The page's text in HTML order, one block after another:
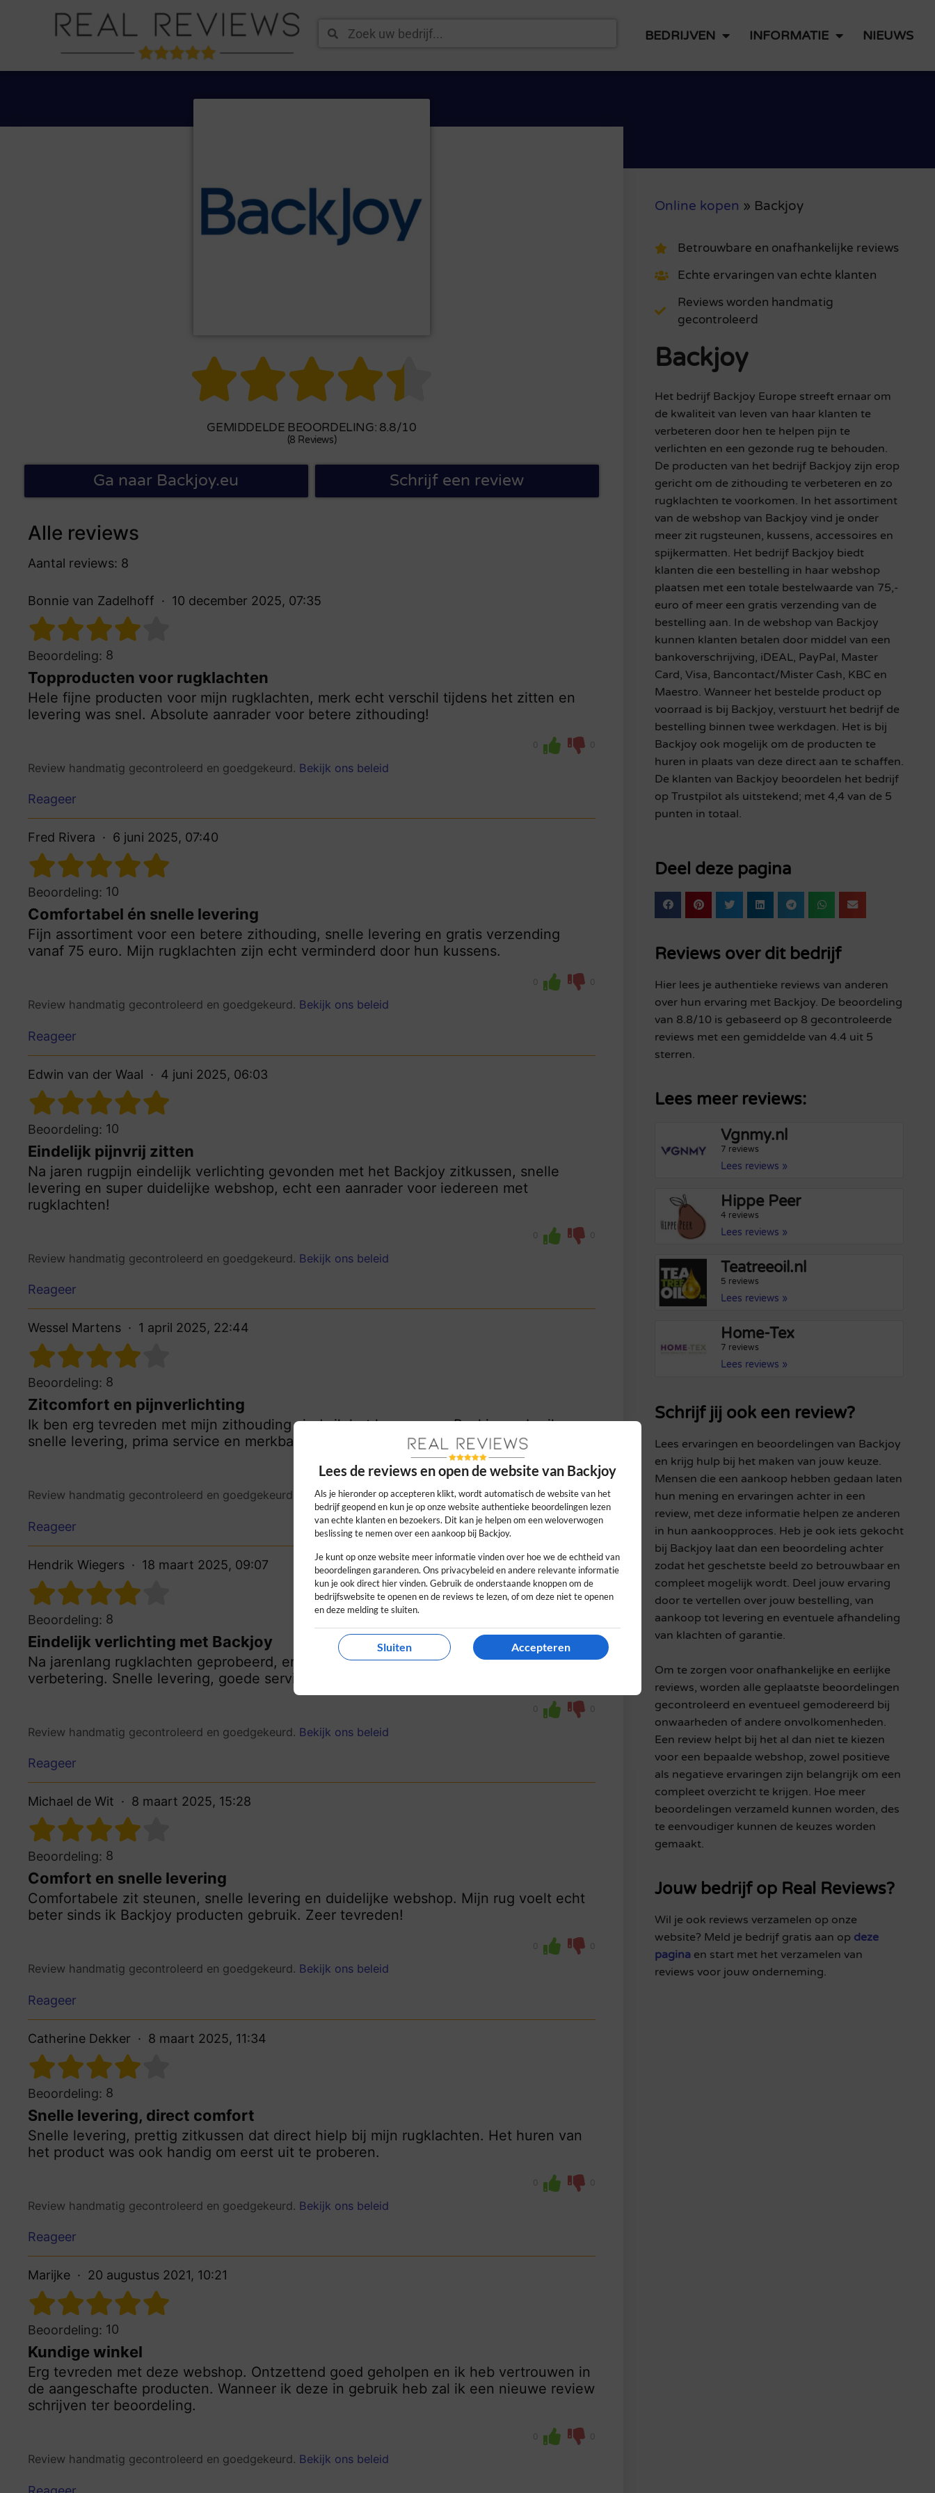
BEDRIJVEN INFORMATIE NIEUWS

GEMIDDELDE BEOORDELING: 8.8/10
(8 Reviews)
Ga naar Backjoy.eu Schrijf een review
Alle reviews
Aantal reviews: 8
Bonnie van Zadelhoff 10 december 2025, 07:35
Beoordeling: 8
Topproducten voor rugklachten
Hele fijne producten voor mijn rugklachten, merk echt verschil tijdens het zitten en
levering was snel. Absolute aanrader voor betere zithouding!
0 0
Review handmatig gecontroleerd en goedgekeurd. Bekijk ons beleid
Reageer
Fred Rivera 6 juni 2025, 07:40
Beoordeling: 10
Comfortabel én snelle levering
Fijn assortiment voor een betere zithouding, snelle levering en gratis verzending
vanaf 75 euro. Mijn rugklachten zijn echt verminderd door hun kussens.
0 0
Review handmatig gecontroleerd en goedgekeurd. Bekijk ons beleid
Reageer
Edwin van der Waal 4 juni 2025, 06:03
Beoordeling: 10
Eindelijk pijnvrij zitten
Na jaren rugpijn eindelijk verlichting gevonden met het Backjoy zitkussen, snelle
levering en super duidelijke webshop, echt een aanrader voor iedereen met
rugklachten!
0 0
Review handmatig gecontroleerd en goedgekeurd. Bekijk ons beleid
Reageer
Wessel Martens 1 april 2025, 22:44
Beoordeling: 8
Zitcomfort en pijnverlichting
Ik ben erg tevreden met mijn zithouding sinds ik het kussen van Backjoy gebruik,
snelle levering, prima service en merkbare pijnverlichting!
0 0
Review handmatig gecontroleerd en goedgekeurd. Bekijk ons beleid
Reageer
Hendrik Wiegers 18 maart 2025, 09:07
Beoordeling: 8
Eindelijk verlichting met Backjoy
Na jarenlang rugklachten geprobeerd, en eindelijk met Backjoy voel ik echt
verbetering. Snelle levering, goede service en ideaal dat je ook kunt huren!
0 0
Review handmatig gecontroleerd en goedgekeurd. Bekijk ons beleid
Reageer
Michael de Wit 8 maart 2025, 15:28
Beoordeling: 8
Comfort en snelle levering
Comfortabele zit steunen, snelle levering en duidelijke webshop. Mijn rug voelt echt
beter sinds ik Backjoy producten gebruik. Zeer tevreden!
0 0
Review handmatig gecontroleerd en goedgekeurd. Bekijk ons beleid
Reageer
Catherine Dekker 8 maart 2025, 11:34
Beoordeling: 8
Snelle levering, direct comfort
Snelle levering, prettig zitkussen dat direct hielp bij mijn rugklachten. Het huren van
het product was ook handig om eerst uit te proberen.
0 0
Review handmatig gecontroleerd en goedgekeurd. Bekijk ons beleid
Reageer
Marijke 20 augustus 2021, 10:21
Beoordeling: 10
Kundige winkel
Erg tevreden met deze webshop. Ontzettend goed geholpen en ik heb vertrouwen in
de aangeschafte producten. Wanneer ik deze in gebruik heb zal ik een nieuwe review
schrijven ter beoordeling.
0 0
Review handmatig gecontroleerd en goedgekeurd. Bekijk ons beleid
Online kopen » Backjoy
Betrouwbare en onafhankelijke reviews
Echte ervaringen van echte klanten
Reviews worden handmatig
gecontroleerd
Backjoy
Het bedrijf Backjoy Europe streeft ernaar om
de kwaliteit van leven van haar klanten te
verbeteren door hen te helpen pijn te
verlichten en een gezonde rug te behouden.
De producten van het bedrijf Backjoy zijn erop
gericht om de zithouding te verbeteren en zo
rugklachten te voorkomen. In het assortiment
van de webshop van Backjoy vind je onder
meer zit rugsteunen, kussens, accessoires en
spijkermatten. Het bedrijf Backjoy biedt
klanten die een bestelling in haar webshop
plaatsen met een totale bestelwaarde van 75,-
euro of meer een gratis verzending van de
bestelling aan. In de webshop van Backjoy
kunnen klanten betalen door middel van een
bankoverschrijving, iDEAL, PayPal, Master
Card, Visa, Bancontact/Mister Cash, KBC en
Maestro. Wanneer het bestelde product op
voorraad is bij Backjoy, verstuurt het bedrijf de
bestelling binnen twee werkdagen. Het is bij
Backjoy ook mogelijk om de producten te
huren in plaats van deze direct aan te schaffen.
De klanten van Backjoy beoordelen het bedrijf
op Trustpilot als uitstekend; met 4,4 van de 5
punten in totaal.
Deel deze pagina
Reviews over dit bedrijf
Hier lees je authentieke reviews van anderen
over hun ervaring met Backjoy. De beoordeling
van 8.8/10 is gebaseerd op 8 gecontroleerde
reviews met een gemiddelde van 4.4 uit 5
sterren.
Lees meer reviews:
Vgnmy.nl
7 reviews
Lees reviews »
Hippe Peer
4 reviews
Lees reviews »
Teatreeoil.nl
5 reviews
Lees reviews »
Home-Tex
7 reviews
Lees reviews »
Schrijf jij ook een review?
Lees ervaringen en beoordelingen van Backjoy
en krijg hulp bij het maken van jouw keuze.
Mensen die een aankoop hebben gedaan laten
hun mening en ervaringen achter in een
review, met deze informatie helpen ze anderen
in hun aankoopproces. Heb je ook iets gekocht
bij Backjoy laat dan een beoordeling achter
zodat het geschetste beeld zo betrouwbaar en
compleet mogelijk wordt. Deel jouw ervaring
door te vertellen over jouw bestelling, van
aankoop tot levering en eventuele afhandeling
van klachten of garantie.
Om te zorgen voor onafhankelijke en eerlijke
reviews, worden alle geplaatste beoordelingen
gecontroleerd en eventueel gemodereerd bij
onwaarheden of andere onvolkomenheden.
Een review helpt bij het al dan niet te kiezen
voor een bepaalde webshop, zowel positieve
als negatieve ervaringen zijn belangrijk om een
compleet overzicht te krijgen. Hoe meer
beoordelingen verzameld kunnen worden, des
te eenvoudiger kunnen de keuzes worden
gemaakt.
Jouw bedrijf op Real Reviews?
Wil je ook reviews verzamelen op onze
website? Meld je bedrijf gratis aan op deze
paginaen start met het verzamelen van
reviews voor jouw onderneming.
Lees de reviews en open de website van Backjoy
Als je hieronder op accepteren klikt, wordt automatisch de website van het
bedrijf geopend en kun je op onze website authentieke beoordelingen lezen
van echte klanten en bezoekers. Dit kan je helpen om een weloverwogen
beslissing te nemen over een aankoop bij Backjoy.
Je kunt op onze website meer informatie vinden over hoe we de echtheid van
beoordelingen garanderen. Ons privacybeleid en andere relevante informatie
kun je ook direct hier vinden. Gebruik de onderstaande knoppen om de
bedrijfswebsite te openen en de reviews te lezen, of om deze niet te openen
en deze melding te sluiten.
Sluiten Accepteren